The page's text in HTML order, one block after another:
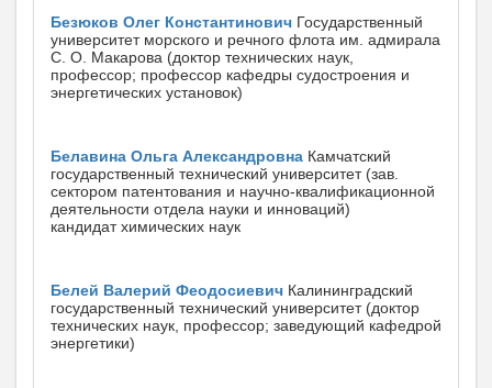
Безюков Олег Константинович Государственный
университет морского и речного флота им. адмирала
С. О. Макарова (доктор технических наук,
профессор; профессор кафедры судостроения и
энергетических установок)
Белавина Ольга Александровна Камчатский
государственный технический университет (зав.
сектором патентования и научно-квалификационной
деятельности отдела науки и инноваций)
кандидат химических наук
Белей Валерий Феодосиевич Калининградский
государственный технический университет (доктор
технических наук, профессор; заведующий кафедрой
энергетики)